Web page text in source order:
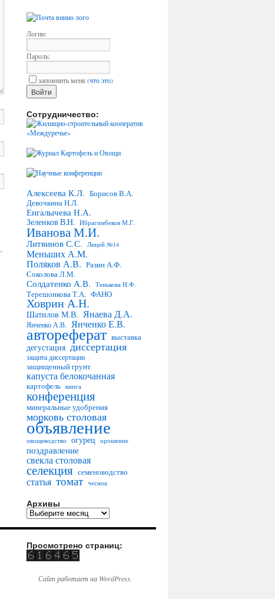
.
Логин:
Пароль:
запомнить меня (что это)
Сотрудничество:
Алексеева К.Л. Борисов В.А.
Девочкина Н.Л.
Енгалычева Н.А.
Зеленков В.Н. Ибрагимбеков М.Г.
Иванова М.И.
Литвинов С.С. Лицей №14
Меньших А.М.
Поляков А.В. Разин А.Ф.
Соколова Л.М.
Солдатенко А.В. Тенькова Н.Ф.
Терешонкова Т.А. ФАНО
Ховрин А.Н.
Шатилов М.В. Янаева Д.А.
Янченко А.В. Янченко Е.В.
автореферат выставка
дегустация диссертация
защита диссертации
защищенный грунт
капуста белокочанная
картофель книга
конференция
минеральные удобрения
морковь столовая
объявление
овощеводство огурец орошение
поздравление
свекла столовая
селекция семеноводство
статья томат чеснок
Архивы
Просмотрено страниц:
Сайт работает на WordPress.